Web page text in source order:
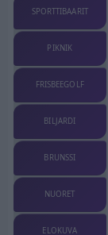
SPORTTIBAARIT
PIKNIK
FRISBEEGOLF
BILJARDI
BRUNSSI
NUORET
ELOKUVA